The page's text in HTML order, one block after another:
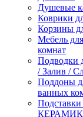
Душевые
Коврики
Корзины
Мебель
комнат
Подводки
/ Залив /
Поддоны
ванных